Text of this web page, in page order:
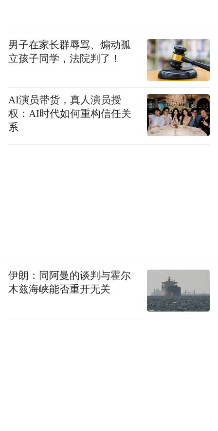
男子在家长群辱骂、煽动孤
立孩子同学，法院判了！
AI演员带货，真人演员授
权：AI时代如何重构信任关
系
伊朗：同阿曼的谈判与霍尔
木兹海峡能否重开无关